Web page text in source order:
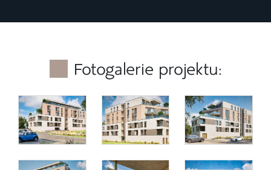
Fotogalerie projektu: